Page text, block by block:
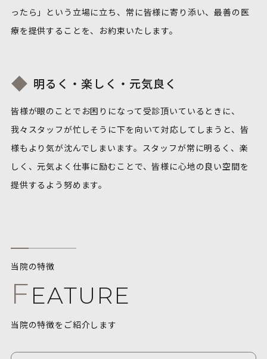
ったら」という立場に立ち、常に皆様に寄り添い、最善の医
療を提供することを、お約束いたします。
明るく・楽しく・元気良く
皆様が眼のことでお困りになって受診頂いているときに、
我々スタッフが忙しそうに下を向いて対応してしまうと、皆
様もより気が沈んでしまいます。スタッフが常に明るく、楽
しく、元気よく仕事に励むことで、皆様に心地の良い空間を
提供するよう努めます。
当院の特徴
FEATURE
当院の特徴をご紹介します